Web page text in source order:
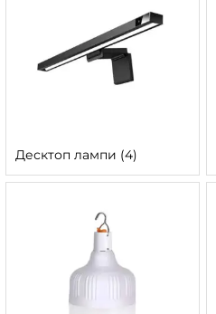
Десктоп лампи (4)